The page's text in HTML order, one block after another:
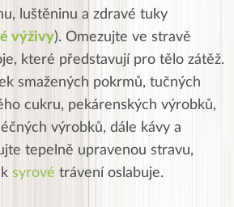
luštěninu a zdravé tuky
výživy). Omezujte ve stravě
které představují pro tělo zátěž.
smažených pokrmů, tučných
cukru, pekárenských výrobků,
výrobků, dále kávy a
tepelně upravenou stravu,
syrové trávení oslabuje.